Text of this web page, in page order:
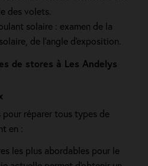
des volets.
solaire : examen de la
de l'angle d'exposition.
de stores à Les Andelys
réparer tous types de
en :
les plus abordables pour le